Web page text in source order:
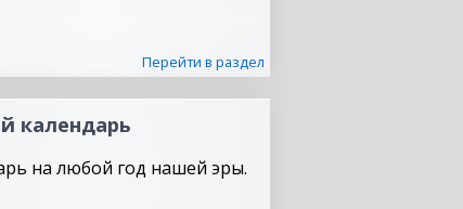
Перейти в раздел
календарь
на любой год нашей эры.